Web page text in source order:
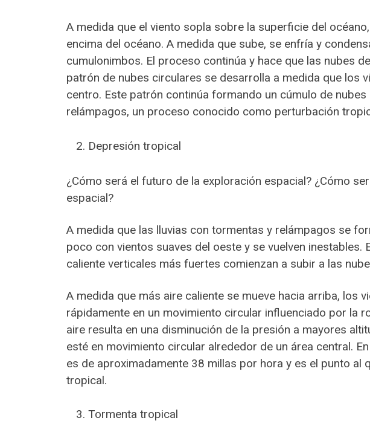
A medida que el viento sopla sobre la superficie del
encima del océano. A medida que sube, se enfría y
cumulonimbos. El proceso continúa y hace que las nubes
patrón de nubes circulares se desarrolla a medida que los
centro. Este patrón continúa formando un cúmulo de
relámpagos, un proceso conocido como perturbación
Depresión tropical
¿Cómo será el futuro de la exploración espacial? ¿Cómo
espacial?
A medida que las lluvias con tormentas y relámpagos se
poco con vientos suaves del oeste y se vuelven
caliente verticales más fuertes comienzan a subir a las
A medida que más aire caliente se mueve hacia arriba, los
rápidamente en un movimiento circular influenciado por la
aire resulta en una disminución de la presión a mayores
esté en movimiento circular alrededor de un área central.
es de aproximadamente 38 millas por hora y es el punto al
tropical.
Tormenta tropical